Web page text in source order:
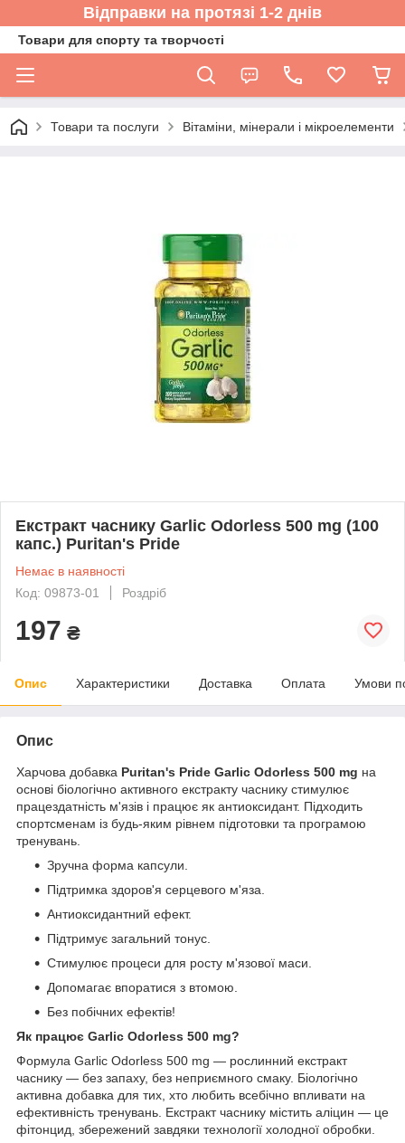
Відправки на протязі 1-2 днів
Товари для спорту та творчості
Товари та послуги Вітаміни, мінерали і мікроелементи
Екстракт часнику Garlic Odorless 500 mg (100
капс.) Puritan's Pride
Немає в наявності
Код: 09873-01
Роздріб
197 ₴
Опис Характеристики Доставка Оплата Умови
Опис
Харчова добавка Puritan's Pride Garlic Odorless 500 mg на
основі біологічно активного екстракту часнику стимулює
працездатність м'язів і працює як антиоксидант. Підходить
спортсменам із будь-яким рівнем підготовки та програмою
тренувань.
Зручна форма капсули.
Підтримка здоров'я серцевого м'яза.
Антиоксидантний ефект.
Підтримує загальний тонус.
Стимулює процеси для росту м'язової маси.
Допомагає впоратися з втомою.
Без побічних ефектів!
Як працює Garlic Odorless 500 mg?
Формула Garlic Odorless 500 mg — рослинний екстракт
часнику — без запаху, без неприємного смаку. Біологічно
активна добавка для тих, хто любить всебічно впливати на
ефективність тренувань. Екстракт часнику містить аліцин — це
фітонцид, збережений завдяки технології холодної обробки.